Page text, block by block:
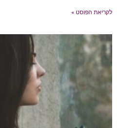
לקריאת הפוסט »